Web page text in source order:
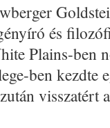
és
Plains-ben
ben kezdte
visszatért